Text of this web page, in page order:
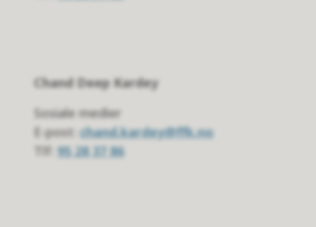
Chand Deep Kardey
Sosiale medier
E-post:chand.kardey@ffk.no
Tlf: 95 28 37 86